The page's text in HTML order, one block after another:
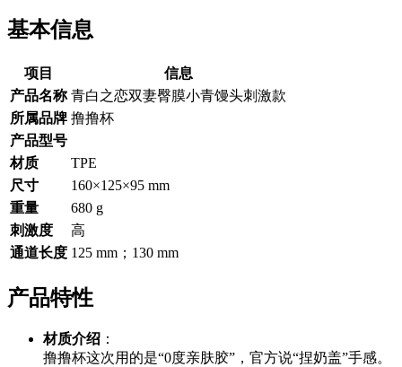
基本信息
项目
信息
产品名称 青白之恋双妻臀膜小青馒头刺激款
所属品牌 撸撸杯
产品型号
材质
TPE
尺寸
160×125×95 mm
重量
680 g
刺激度
高
通道长度 125 mm；130 mm
产品特性
材质介绍 ：
撸撸杯这次用的是“0度亲肤胶”，官方说“捏奶盖”手感。